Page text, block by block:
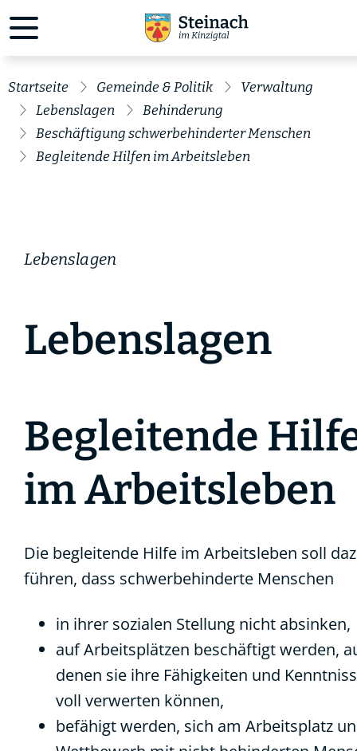
Startseite Gemeinde & Politik
Verwaltung
Lebenslagen
Behinderung
Beschäftigung schwerbehinderter Menschen
Begleitende Hilfen im Arbeitsleben
Lebenslagen
Lebenslagen
Begleitende
im Arbeitsleben
Die begleitende Hilfe im Arbeitsleben soll
führen, dass schwerbehinderte Menschen
in ihrer sozialen Stellung nicht absinken,
auf Arbeitsplätzen beschäftigt werden,
denen sie ihre Fähigkeiten und
voll verwerten können,
befähigt werden, sich am Arbeitsplatz